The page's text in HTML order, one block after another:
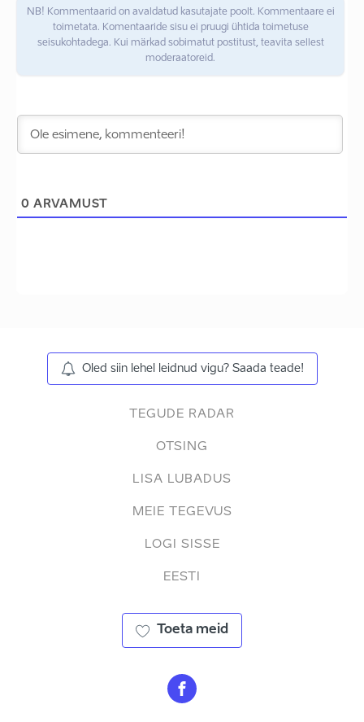
NB! Kommentaarid on avaldatud kasutajate poolt. Kommentaare ei
toimetata. Komentaaride sisu ei pruugi ühtida toimetuse
seisukohtadega. Kui märkad sobimatut postitust, teavita sellest
moderaatoreid.
0 ARVAMUST
Oled siin lehel leidnud vigu? Saada teade!
TEGUDE RADAR
OTSING
LISA LUBADUS
MEIE TEGEVUS
LOGI SISSE
EESTI
Toeta meid